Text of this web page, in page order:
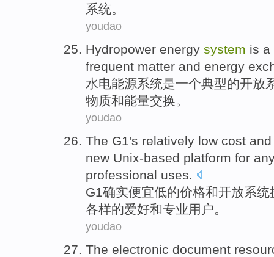
系统。
youdao
Hydropower energy system is a
frequent matter and energy
水电能源系统是一个典型的开放
物质和能量交换。
youdao
The G1's relatively low cost and
new Unix-based platform for
professional uses.
G1确实便宜低的价格和开放系统
各样的爱好和专业用户。
youdao
The electronic document